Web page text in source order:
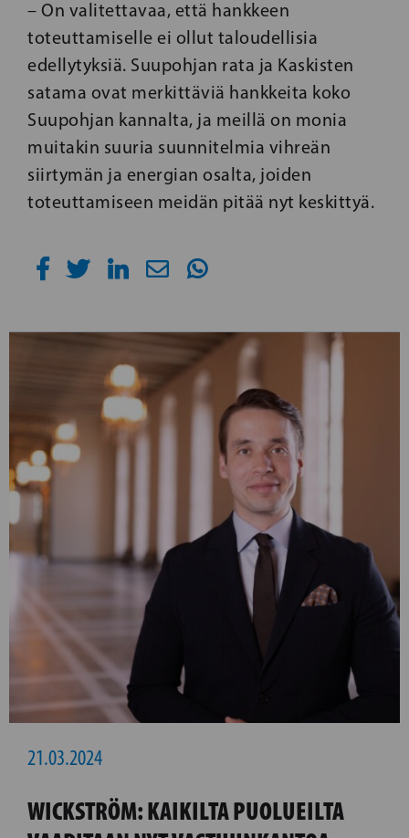
– On valitettavaa, että hankkeen
toteuttamiselle ei ollut taloudellisia
edellytyksiä. Suupohjan rata ja Kaskisten
satama ovat merkittäviä hankkeita koko
Suupohjan kannalta, ja meillä on monia
muitakin suuria suunnitelmia vihreän
siirtymän ja energian osalta, joiden
toteuttamiseen meidän pitää nyt keskittyä.
21.03.2024
WICKSTRÖM: KAIKILTA PUOLUEILTA